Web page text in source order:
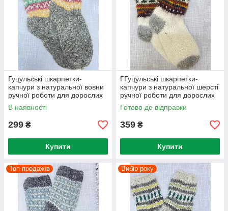
Гуцульські шкарпетки-
капчури з натуральної вовни
ручної роботи для дорослих
В наявності
299 ₴
Купити
ГГуцульські шкарпетки-
капчури з натуральної шерсті
ручної роботи для дорослих
Готово до відправки
359 ₴
Купити
Топ продажів Вибір року